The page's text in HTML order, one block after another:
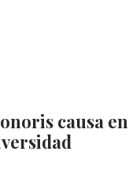
causa en